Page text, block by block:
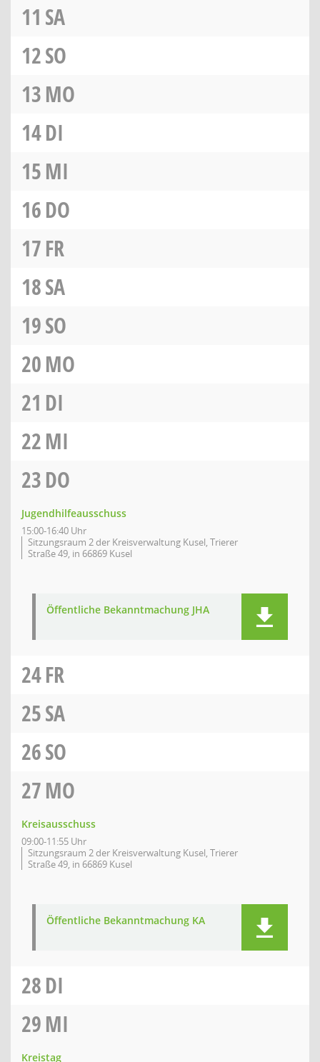
11 SA
12SO
13MO
14DI
15MI
16DO
17FR
18SA
19SO
20MO
21 DI
22MI
23DO
Jugendhilfeausschuss
15:00-16:40 Uhr
Sitzungsraum 2 der Kreisverwaltung Kusel, Trierer
Straße 49, in 66869 Kusel
Öffentliche Bekanntmachung JHA
24FR
25SA
26SO
27MO
Kreisausschuss
09:00-11:55 Uhr
Sitzungsraum 2 der Kreisverwaltung Kusel, Trierer
Straße 49, in 66869 Kusel
Öffentliche Bekanntmachung KA
28DI
29MI
Kreistag